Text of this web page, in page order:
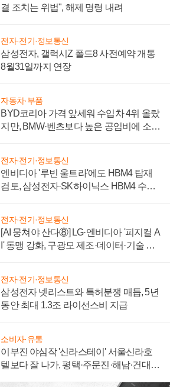
결 조치는 위법", 해제 명령 내려
전자·전기·정보통신
삼성전자, 갤럭시Z 폴드8 사전예약 개통
8월31일까지 연장
자동차·부품
BYD코리아 가격 앞세워 수입차 4위 올랐
지만, BMW·벤츠보다 높은 공임비에 소비
전자·전기·정보통신
엔비디아 '루빈 울트라'에도 HBM4 탑재
검토, 삼성전자·SK하이닉스 HBM4 수율
전자·전기·정보통신
[AI 뭉쳐야 산다⑧] LG·엔비디아 '피지컬 A
I' 동맹 강화, 구광모 제조·데이터·기술 결
전자·전기·정보통신
삼성전자 넷리스트와 특허분쟁 매듭, 5년
동안 최대 1.3조 라이선스비 지급
소비자·유통
이부진 야심작 '신라스테이' 서울신라호
텔보다 잘 나가, 평택·주문진·해남·건대로